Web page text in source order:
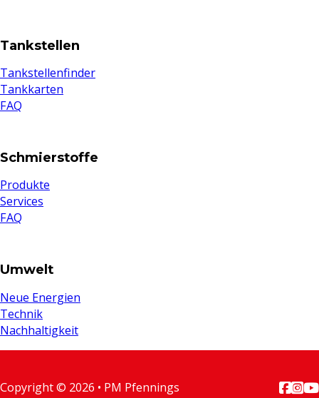
Tankstellen
Tankstellenfinder
Tankkarten
FAQ
Schmierstoffe
Produkte
Services
FAQ
Umwelt
Neue Energien
Technik
Nachhaltigkeit
Copyright © 2026 • PM Pfennings Follow